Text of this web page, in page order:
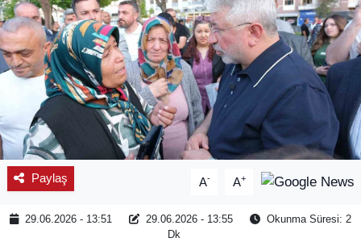
Paylaş A- A+
29.06.2026 - 13:51 29.06.2026 - 13:55
Okunma Süresi: 2
Dk